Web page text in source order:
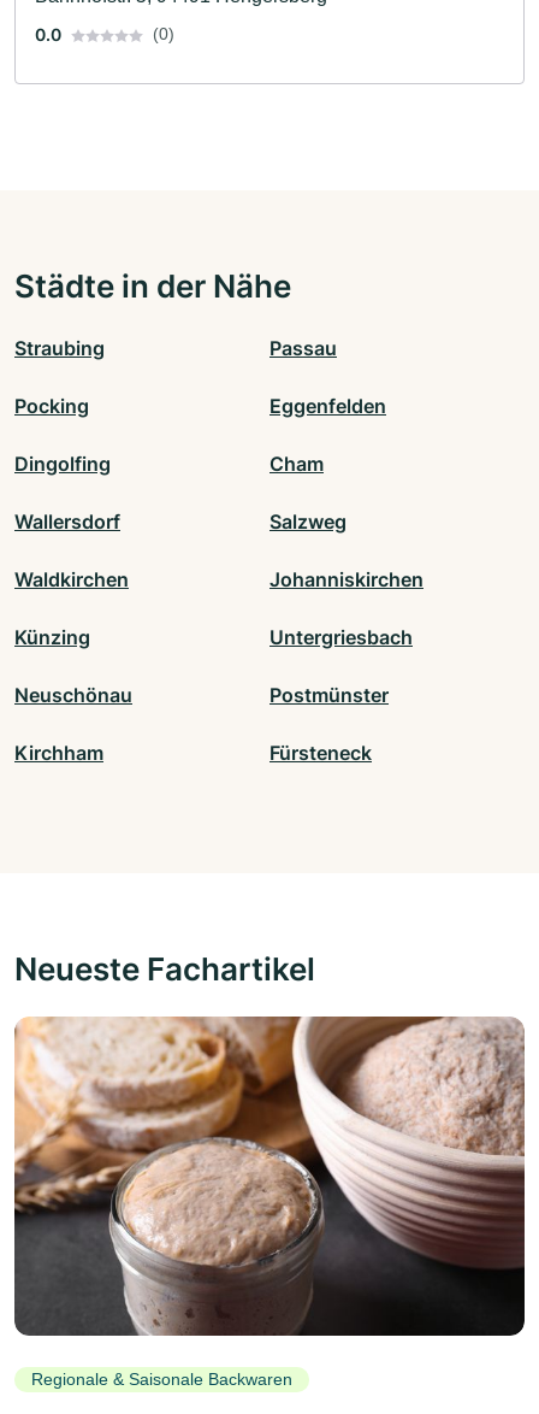
0.0
(0)
Städte in der Nähe
Straubing Passau
Pocking Eggenfelden
Dingolfing Cham
Wallersdorf Salzweg
Waldkirchen Johanniskirchen
Künzing Untergriesbach
Neuschönau Postmünster
Kirchham Fürsteneck
Neueste Fachartikel
Regionale & Saisonale Backwaren